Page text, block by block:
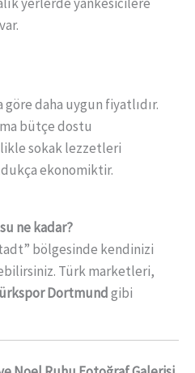
göre daha uygun fiyatlıdır.
bütçe dostu
sokak lezzetleri
ekonomiktir.
ne kadar?
bölgesinde kendinizi
Türk marketleri,
Dortmundgibi